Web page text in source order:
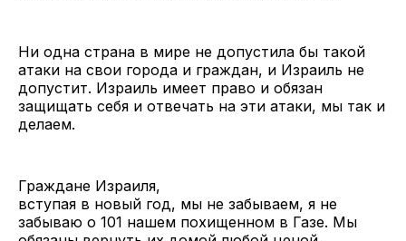
Ни одна страна в мире не допустила бы такой
атаки на свои города и граждан, и Израиль не
допустит. Израиль имеет право и обязан
защищать себя и отвечать на эти атаки, мы так и
делаем.
Граждане Израиля,
вступая в новый год, мы не забываем, я не
забываю о 101 нашем похищенном в Газе. Мы